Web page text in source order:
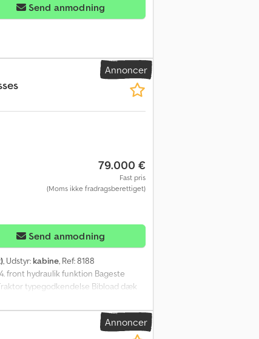
Send anmodning
Annoncer
79.000 €
Fast pris
(Moms ikke fradragsberettiget)
Send anmodning
, Udstyr: kabine, Ref: 8188
front hydraulik funktion Bageste
typegodkendelse Bibload dæk
Annoncer